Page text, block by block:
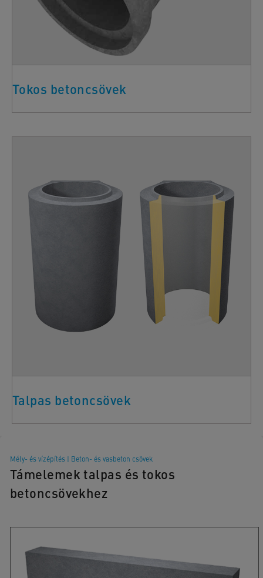
Tokos betoncsövek
Talpas betoncsövek
Mély- és vízépítés | Beton- és vasbeton csövek
Támelemek talpas és tokos
betoncsövekhez